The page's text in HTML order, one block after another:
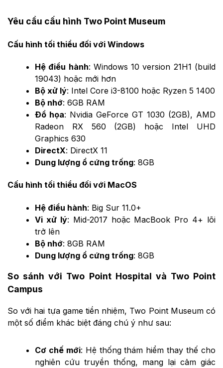
Yêu cầu cấu hình Two Point Museum
Cấu hình tối thiểu đối với Windows
Hệ điều hành: Windows 10 version 21H1 (build
19043) hoặc mới hơn
Bộ xử lý: Intel Core i3-8100 hoặc Ryzen 5 1400
Bộ nhớ: 6GB RAM
Đồ họa: Nvidia GeForce GT 1030 (2GB), AMD
Radeon RX 560 (2GB) hoặc Intel UHD
Graphics 630
DirectX: DirectX 11
Dung lượng ổ cứng trống: 8GB
Cấu hình tối thiểu đối với MacOS
Hệ điều hành: Big Sur 11.0+
Vi xử lý: Mid-2017 hoặc MacBook Pro 4+ lõi
trở lên
Bộ nhớ: 8GB RAM
Dung lượng ổ cứng trống: 8GB
So sánh với Two Point Hospital và Two Point
Campus
So với hai tựa game tiền nhiệm, Two Point Museum có
một số điểm khác biệt đáng chú ý như sau:
Cơ chế mới: Hệ thống thám hiểm thay thế cho
nghiên cứu truyền thống, mang lại cảm giác